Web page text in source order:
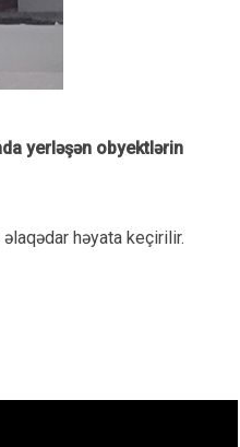
yerləşən obyektlərin
həyata keçirilir.